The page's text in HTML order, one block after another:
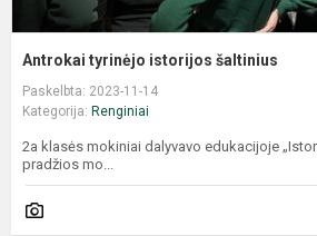
Antrokai tyrinėjo istorijos šaltinius
Paskelbta: 2023-11-14
Kategorija: Renginiai
2a klasės mokiniai dalyvavo edukacijoje
pradžios mo...